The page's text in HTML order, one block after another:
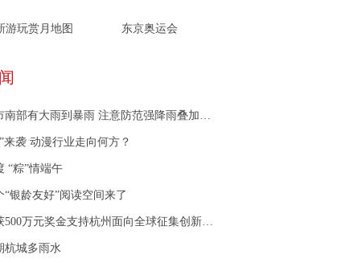
游玩赏月地图 东京奥运会
有大雨到暴雨 注意防范强降雨叠加可能引发的地质灾害
来袭 动漫行业走向何方？
“粽”情端午
“银龄友好”阅读空间来了
万元奖金支持杭州面向全球征集创新创业项目
杭城多雨水